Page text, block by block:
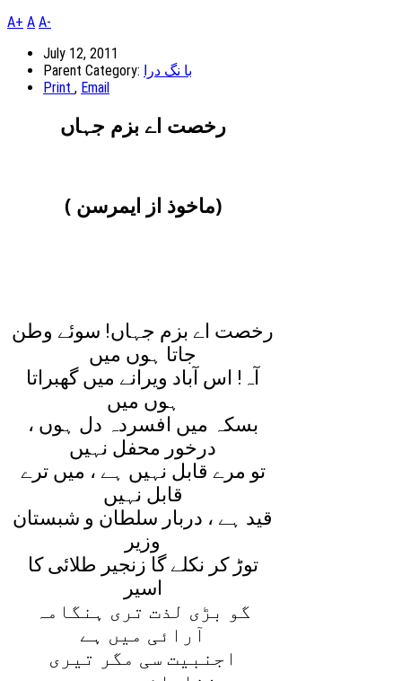
A+ A A-
July 12, 2011
Parent Category: با نگ درا
Print , Email
رخصت اے بزم جہاں
( ماخوذ از ايمرسن)
رخصت اے بزم جہاں! سوئے وطن
جاتا ہوں ميں
آہ! اس آباد ويرانے ميں گھبراتا
ہوں ميں
بسکہ ميں افسردہ دل ہوں ،
درخور محفل نہيں
تو مرے قابل نہيں ہے ، ميں ترے
قابل نہيں
قيد ہے ، دربار سلطان و شبستان
وزير
توڑ کر نکلے گا زنجير طلائی کا
اسير
گو بڑی لذت تری ہنگامہ
آرائی ميں ہے
اجنبيت سی مگر تيری